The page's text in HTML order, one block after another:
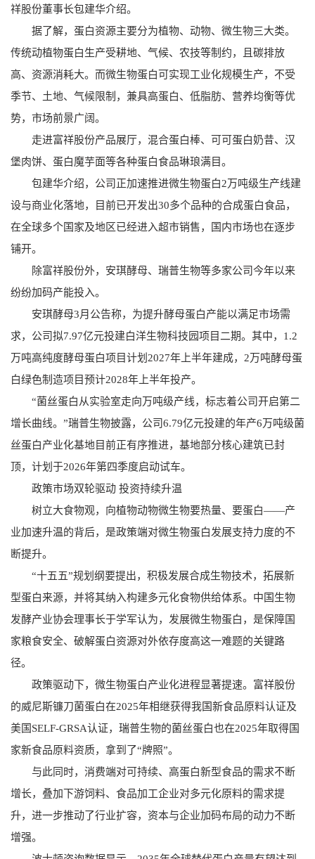
祥股份董事长包建华介绍。
据了解，蛋白资源主要分为植物、动物、微生物三大类。
传统动植物蛋白生产受耕地、气候、农技等制约，且碳排放
高、资源消耗大。而微生物蛋白可实现工业化规模生产，不受
季节、土地、气候限制，兼具高蛋白、低脂肪、营养均衡等优
势，市场前景广阔。
走进富祥股份产品展厅，混合蛋白棒、可可蛋白奶昔、汉
堡肉饼、蛋白魔芋面等各种蛋白食品琳琅满目。
包建华介绍，公司正加速推进微生物蛋白2万吨级生产线建
设与商业化落地，目前已开发出30多个品种的合成蛋白食品，
在全球多个国家及地区已经进入超市销售，国内市场也在逐步
铺开。
除富祥股份外，安琪酵母、瑞普生物等多家公司今年以来
纷纷加码产能投入。
安琪酵母3月公告称，为提升酵母蛋白产能以满足市场需
求，公司拟7.97亿元投建白洋生物科技园项目二期。其中，1.2
万吨高纯度酵母蛋白项目计划2027年上半年建成，2万吨酵母蛋
白绿色制造项目预计2028年上半年投产。
“菌丝蛋白从实验室走向万吨级产线，标志着公司开启第二
增长曲线。”瑞普生物披露，公司6.79亿元投建的年产6万吨级菌
丝蛋白产业化基地目前正有序推进，基地部分核心建筑已封
顶，计划于2026年第四季度启动试车。
政策市场双轮驱动 投资持续升温
树立大食物观，向植物动物微生物要热量、要蛋白——产
业加速升温的背后，是政策端对微生物蛋白发展支持力度的不
断提升。
“十五五”规划纲要提出，积极发展合成生物技术，拓展新
型蛋白来源，并将其纳入构建多元化食物供给体系。中国生物
发酵产业协会理事长于学军认为，发展微生物蛋白，是保障国
家粮食安全、破解蛋白资源对外依存度高这一难题的关键路
径。
政策驱动下，微生物蛋白产业化进程显著提速。富祥股份
的威尼斯镰刀菌蛋白在2025年相继获得我国新食品原料认证及
美国SELF-GRSA认证，瑞普生物的菌丝蛋白也在2025年取得国
家新食品原料资质，拿到了“牌照”。
与此同时，消费端对可持续、高蛋白新型食品的需求不断
增长，叠加下游饲料、食品加工企业对多元化原料的需求提
升，进一步推动了行业扩容，资本与企业加码布局的动力不断
增强。